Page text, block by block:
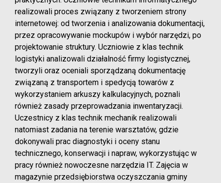
realizowali proces związany z tworzeniem strony
internetowej: od tworzenia i analizowania dokumentacji,
przez opracowywanie mockupów i wybór narzędzi, po
projektowanie struktury. Uczniowie z klas technik
logistyki analizowali działalność firmy logistycznej,
tworzyli oraz oceniali sporządzaną dokumentację
związaną z transportem i spedycją towarów z
wykorzystaniem arkuszy kalkulacyjnych, poznali
również zasady przeprowadzania inwentaryzacji.
Uczestnicy z klas technik mechanik realizowali
natomiast zadania na terenie warsztatów, gdzie
dokonywali prac diagnostyki i oceny stanu
technicznego, konserwacji i napraw, wykorzystując w
pracy również nowoczesne narzędzia IT. Zajęcia w
magazynie przedsiębiorstwa oczyszczania gminy